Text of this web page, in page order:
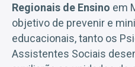
Regionais de Ensino em
objetivo de prevenir e
educacionais, tanto os
Assistentes Sociais